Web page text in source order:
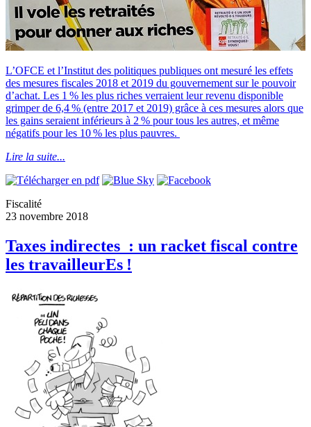
L’OFCE et l’Institut des politiques publiques ont mesuré les effets
des mesures fiscales 2018 et 2019 du gouvernement sur le pouvoir
d’achat. Les 1 % les plus riches verraient leur revenu disponible
grimper de 6,4 % (entre 2017 et 2019) grâce à ces mesures alors que
les gains seraient inférieurs à 2 % pour tous les autres, et même
négatifs pour les 10 % les plus pauvres.
Lire la suite...
Fiscalité
23 novembre 2018
Taxes indirectes : un racket fiscal contre
les travailleurEs !